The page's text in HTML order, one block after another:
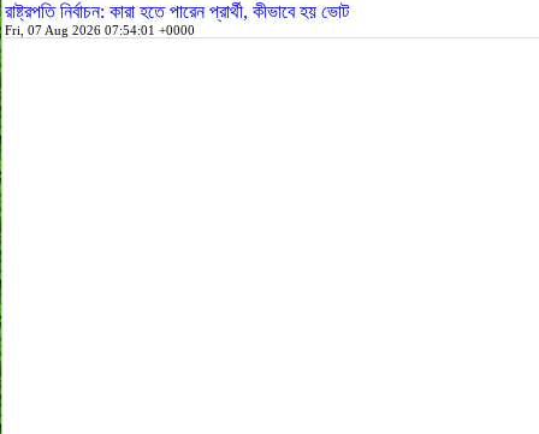
রাষ্ট্রপতি নির্বাচন: কারা হতে পারেন প্রার্থী, কীভাবে হয় ভোট
Fri, 07 Aug 2026 07:54:01 +0000